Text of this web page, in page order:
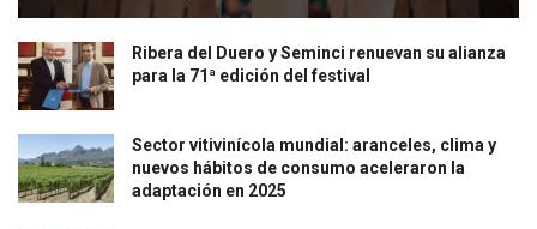
Ribera del Duero y Seminci renuevan su alianza
para la 71ª edición del festival
Sector vitivinícola mundial: aranceles, clima y
nuevos hábitos de consumo aceleraron la
adaptación en 2025